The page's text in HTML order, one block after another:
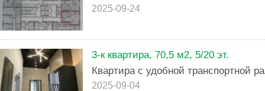
2025-09-24
3-к квартира, 70,5 м2, 5/20 эт.
Квартира с удобной транспортной
2025-09-04